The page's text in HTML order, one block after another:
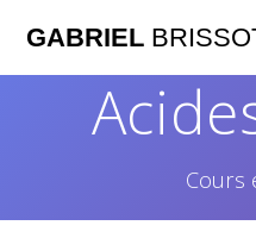
GABRIEL
Cours